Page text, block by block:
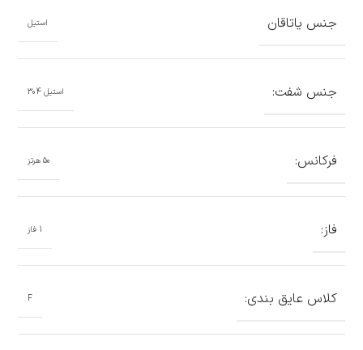
جنس یاتاقان استیل
جنس شفت: استیل 304
فرکانس: 50 هرتز
فاز: 1 فاز
کلاس عایق بندی: F